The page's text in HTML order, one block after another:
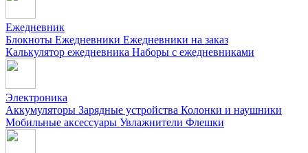
Ежедневник
Блокноты Ежедневники Ежедневники на заказ
Калькулятор ежедневника Наборы с ежедневниками
Электроника
Аккумуляторы Зарядные устройства Колонки и наушники
Мобильные аксессуары Увлажнители Флешки